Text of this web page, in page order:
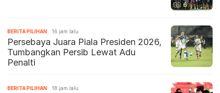
6
BERITA PILIHAN 16 jam lalu
Persebaya Juara Piala Presiden 2026,
Tumbangkan Persib Lewat Adu
Penalti
BERITA PILIHAN 18 jam lalu